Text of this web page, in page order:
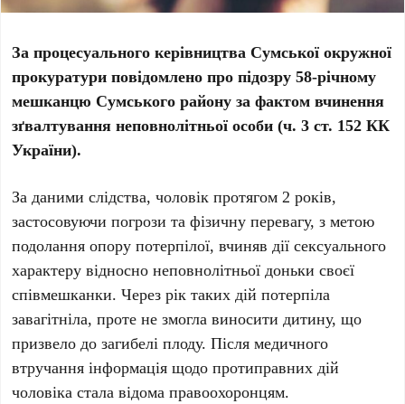
За процесуального керівництва Сумської окружної
прокуратури повідомлено про підозру 58-річному
мешканцю Сумського району за фактом вчинення
зґвалтування неповнолітньої особи (ч. 3 ст. 152 КК
України).
За даними слідства, чоловік протягом 2 років,
застосовуючи погрози та фізичну перевагу, з метою
подолання опору потерпілої, вчиняв дії сексуального
характеру відносно неповнолітньої доньки своєї
співмешканки. Через рік таких дій потерпіла
завагітніла, проте не змогла виносити дитину, що
призвело до загибелі плоду. Після медичного
втручання інформація щодо протиправних дій
чоловіка стала відома правоохоронцям.